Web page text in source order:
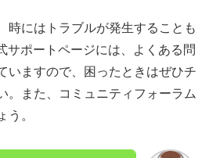
時にはトラブルが発生することも
サポートページには、よくある問
いますので、困ったときはぜひチ
。また、コミュニティフォーラム
う。